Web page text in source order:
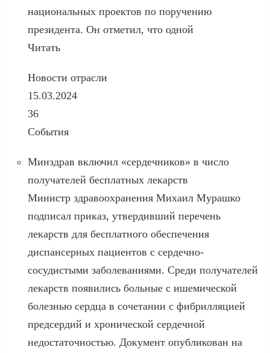
национальных проектов по поручению
президента. Он отметил, что одной
Читать
Новости отрасли
15.03.2024
36
События
Минздрав включил «сердечников» в число
получателей бесплатных лекарств
Министр здравоохранения Михаил Мурашко
подписал приказ, утвердивший перечень
лекарств для бесплатного обеспечения
диспансерных пациентов с сердечно-
сосудистыми заболеваниями. Среди получателей
лекарств появились больные с ишемической
болезнью сердца в сочетании с фибрилляцией
предсердий и хронической сердечной
недостаточностью. Документ опубликован на